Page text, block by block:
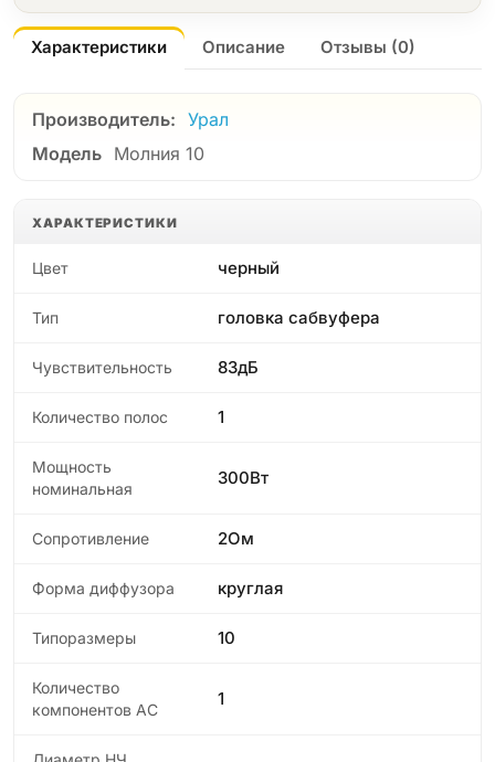
Характеристики Описание Отзывы (0)
Производитель: Урал
Модель Молния 10
ХАРАКТЕРИСТИКИ
Цвет черный
Тип головка сабвуфера
Чувствительность 83дБ
Количество полос 1
Мощность
номинальная
300Вт
Сопротивление 2Ом
Форма диффузора круглая
Типоразмеры 10
Количество
компонентов АС
1